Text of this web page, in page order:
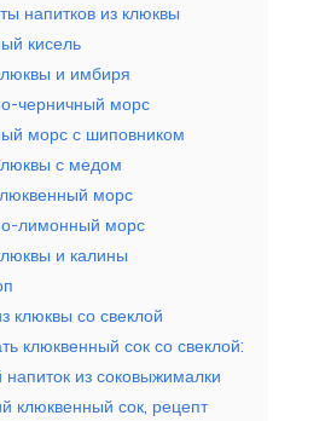
напитков из клюквы
кисель
и имбиря
черничный морс
морс с шиповником
с медом
морс
лимонный морс
и калины
клюквы со свеклой
клюквенный сок со свеклой:
из соковыжималки
клюквенный сок, рецепт